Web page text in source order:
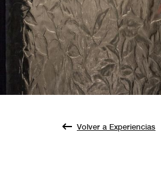
Volver a Experiencias